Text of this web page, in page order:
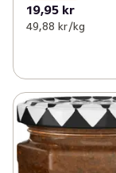
19,95 kr
49,88 kr /kg